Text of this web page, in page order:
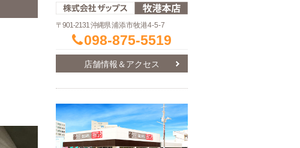
〒901-2131 沖縄県浦添市牧港4-5-7
098-875-5519
店舗情報＆アクセス